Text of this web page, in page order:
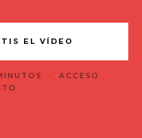
EL VÍDEO
· ACCESO